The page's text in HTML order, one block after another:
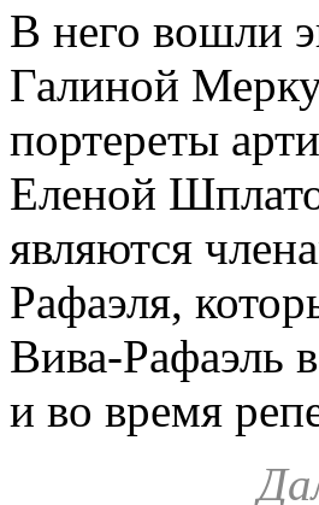
В него вошли
Галиной
портереты
Еленой
являются
Рафаэля,
Вива-Рафаэль
и во время